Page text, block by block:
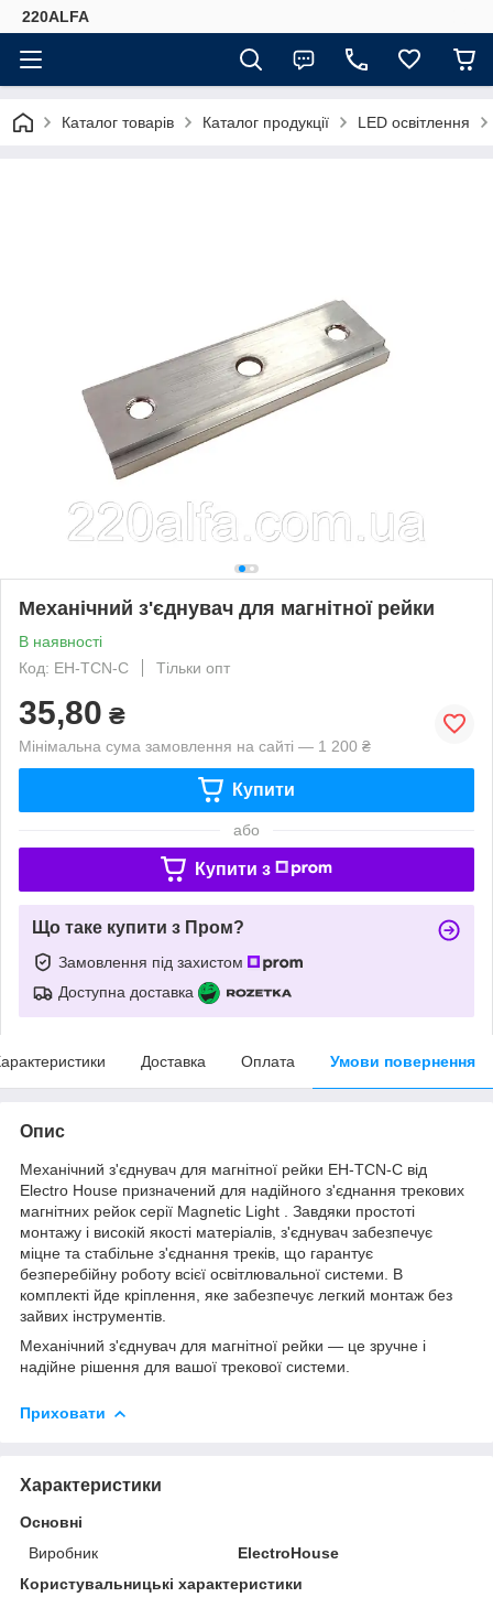
220ALFA
Каталог товарів Каталог продукції LED освітлення
Механічний з'єднувач для магнітної рейки
В наявності
Код: EH-TCN-C
Тільки опт
35,80 ₴
Мінімальна сума замовлення на сайті — 1 200 ₴
Купити
або
Купити з
Що таке купити з Пром?
Замовлення під захистом
Доступна доставка
Доставка Оплата Умови повернення
Опис
Механічний з'єднувач для магнітної рейки EH-TCN-C від
Electro House призначений для надійного з'єднання трекових
магнітних рейок серії Magnetic Light . Завдяки простоті
монтажу і високій якості матеріалів, з'єднувач забезпечує
міцне та стабільне з'єднання треків, що гарантує
безперебійну роботу всієї освітлювальної системи. В
комплекті йде кріплення, яке забезпечує легкий монтаж без
зайвих інструментів.
Механічний з'єднувач для магнітної рейки — це зручне і
надійне рішення для вашої трекової системи.
Приховати
Характеристики
Основні
Виробник
ElectroHouse
Користувальницькі характеристики